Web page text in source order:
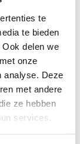
te
te bieden
delen we
onze
analyse. Deze
met andere
ze hebben
services.